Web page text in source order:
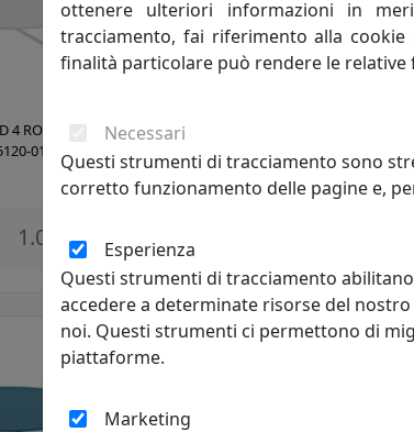
4 ROTONDO D120
01 BIANCO
1.025,00 €
IN METALLO CT05120-03 PIOGGIA
MemeDesign
ottenere ulteriori informazioni in
tracciamento, fai riferimento alla
finalità particolare può rendere le
Necessari
Questi strumenti di tracciamento sono
corretto funzionamento delle pagine e,
Esperienza
Questi strumenti di tracciamento
accedere a determinate risorse del
noi. Questi strumenti ci permettono di
piattaforme.
Marketing